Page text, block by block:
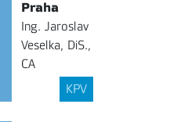
Praha
Ing. Jaroslav
Veselka, DiS.,
CA
KPV